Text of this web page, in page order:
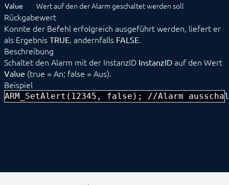
Benachrichtigung
Durchsage
Dynamische E-Mail
FertigMelder
IMAP
MediaPlayer
POP3
Popup Modul
SMS
SMTP
Text to Speech
Value Wert auf den der Alarm geschaltet werden soll
Rückgabewert
Konnte der Befehl erfolgreich ausgeführt werden, liefert er
als Ergebnis TRUE, andernfalls FALSE.
Beschreibung
Schaltet den Alarm mit der InstanzID InstanzID auf den Wert
Value (true = An; false = Aus).
Beispiel
ARM_SetAlert(12345, false); //Alarm